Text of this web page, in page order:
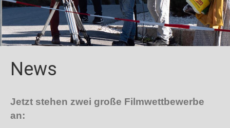
News
Jetzt stehen zwei große Filmwettbewerbe
an: